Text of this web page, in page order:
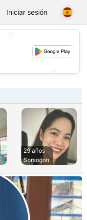
Chat
Iniciar sesión
29 años
Sorsogon